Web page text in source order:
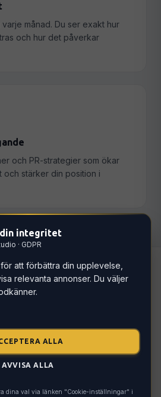
månad. Du ser exakt hur
och hur det påverkar
och PR-strategier som ökar
och stärker din position i
arbetar
nuvarande synlighet, tekniska
integritet
· GDPR
att förbättra din upplevelse,
relevanta annonser. Du väljer
ALLA
AVVISA ALLA
dina val via länken "Cookie-inställningar" i